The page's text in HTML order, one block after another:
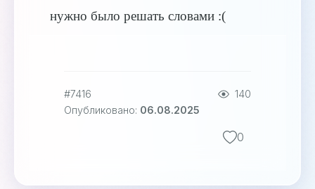
нужно было решать словами :(
#7416
140
Опубликовано: 06.08.2025
0